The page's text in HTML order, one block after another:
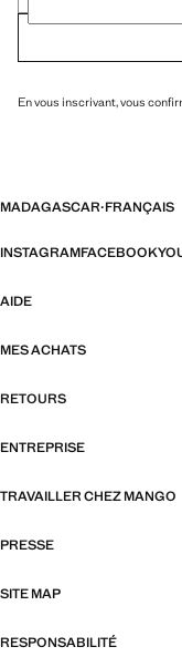
En vous inscrivant, vous
MADAGASCAR·FRANÇAIS
INSTAGRAMFACEBOOK
AIDE
MES ACHATS
RETOURS
ENTREPRISE
TRAVAILLER CHEZ MANGO
PRESSE
SITE MAP
RESPONSABILITÉ